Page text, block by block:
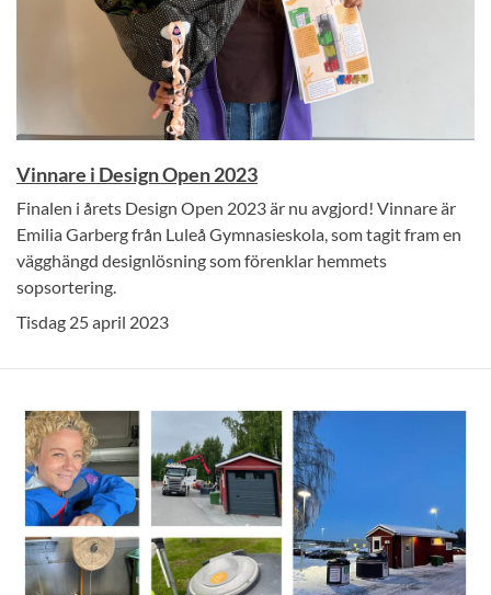
Vinnare i Design Open 2023
Finalen i årets Design Open 2023 är nu avgjord! Vinnare är
Emilia Garberg från Luleå Gymnasieskola, som tagit fram en
vägghängd designlösning som förenklar hemmets
sopsortering.
Tisdag 25 april 2023